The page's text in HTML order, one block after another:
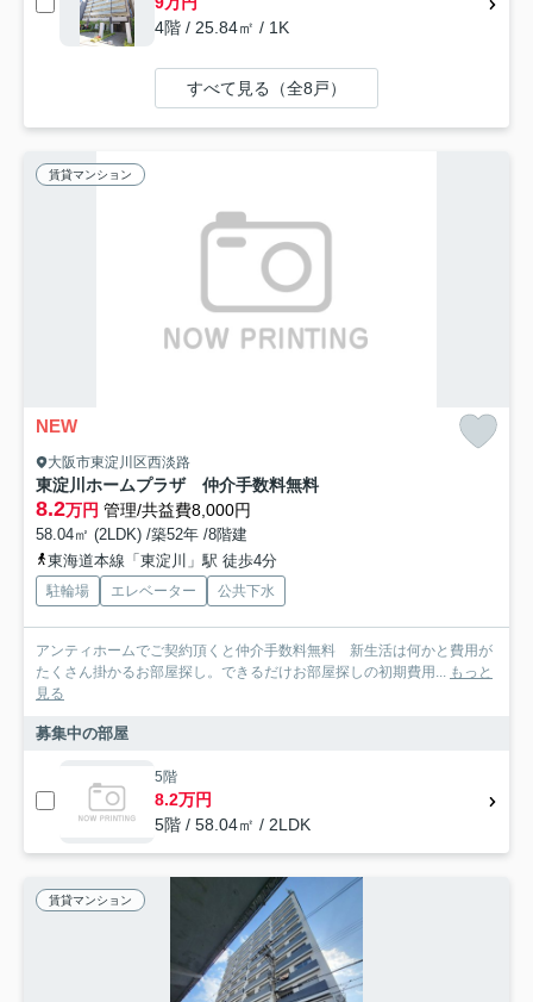
4階 / 25.84㎡ / 1K
すべて見る（全8戸）
賃貸マンション
NEW
大阪市東淀川区西淡路
東淀川ホームプラザ 仲介手数料無料
8.2万円 管理/共益費8,000円
58.04㎡ (2LDK) /築52年 /8階建
東海道本線「東淀川」駅 徒歩4分
駐輪場 エレベーター 公共下水
アンティホームでご契約頂くと仲介手数料無料 新生活は何かと費用が
たくさん掛かるお部屋探し。できるだけお部屋探しの初期費用... もっと
見る
募集中の部屋
5階
8.2万円
5階 / 58.04㎡ / 2LDK
賃貸マンション